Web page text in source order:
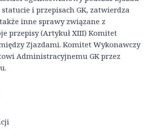
i przepisach GK, zatwierdza
inne sprawy związane z
przepisy (Artykuł XIII) Komitet
Zjazdami. Komitet Wykonawczy
Administracyjnemu GK przez